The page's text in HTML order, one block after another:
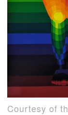
Courtesy of